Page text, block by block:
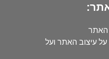
האתר
עיצוב האתר ועל